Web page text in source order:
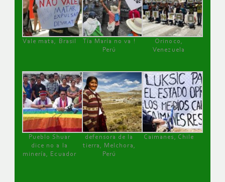
Vale mata, Brasil
Tía María no va !
Perú
Orinoco,
Venezuela
Pueblo Shuar
dice no a la
minería, Ecuador
defensora de la
tierra, Melchora,
Perú
Caimanes, Chile